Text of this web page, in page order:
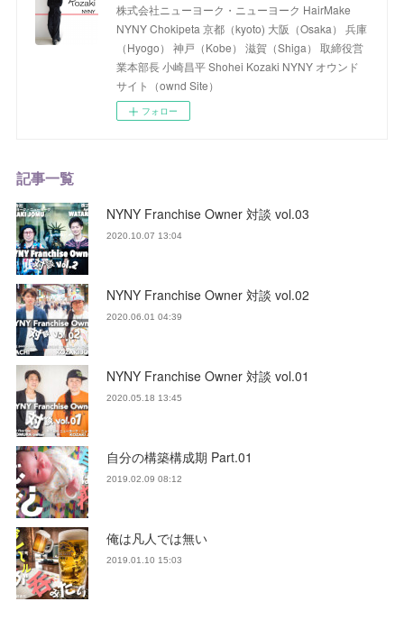
株式会社ニューヨーク・ニューヨーク HairMake
NYNY Chokipeta 京都（kyoto) 大阪（Osaka） 兵庫
（Hyogo） 神戸（Kobe） 滋賀（Shiga） 取締役営
業本部長 小崎昌平 Shohei Kozaki NYNY オウンド
サイト（ownd Site）
フォロー
記事一覧
NYNY Franchise Owner 対談 vol.03
2020.10.07 13:04
NYNY Franchise Owner 対談 vol.02
2020.06.01 04:39
NYNY Franchise Owner 対談 vol.01
2020.05.18 13:45
自分の構築構成期 Part.01
2019.02.09 08:12
俺は凡人では無い
2019.01.10 15:03